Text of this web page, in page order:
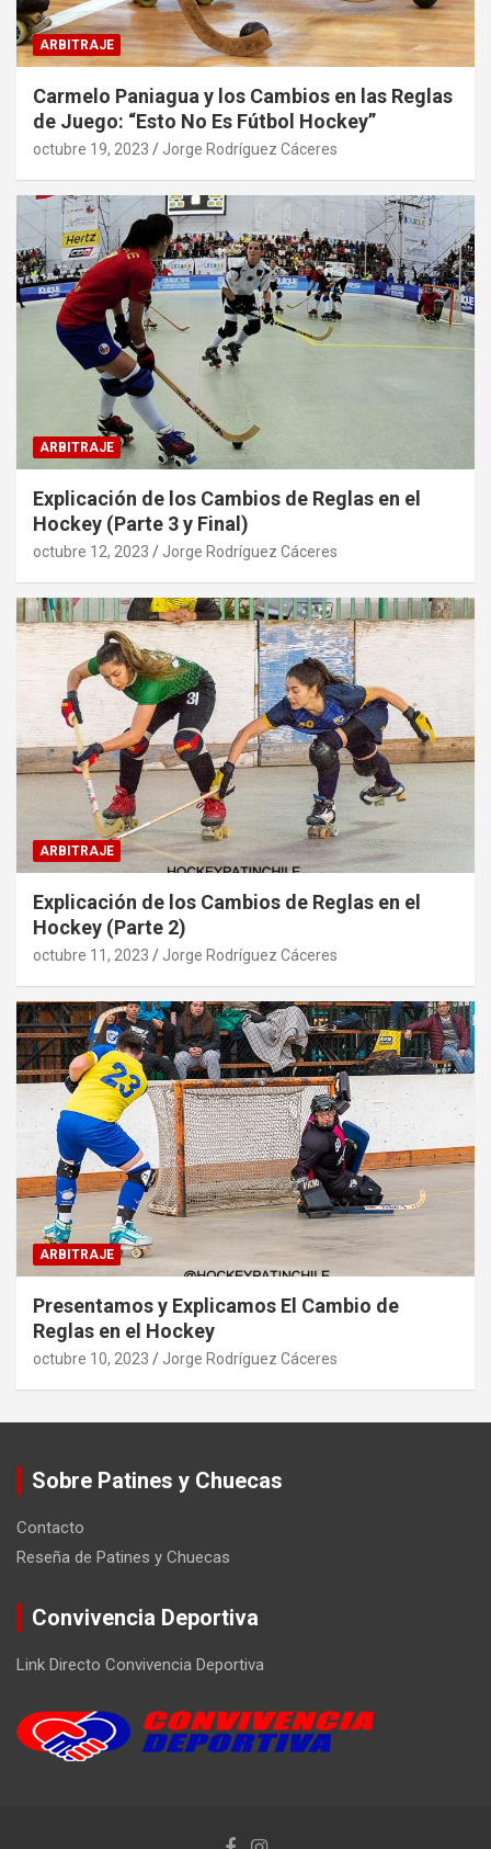
ARBITRAJE
Carmelo Paniagua y los Cambios en las Reglas
de Juego: “Esto No Es Fútbol Hockey”
octubre 19, 2023 Jorge Rodríguez Cáceres
ARBITRAJE
Explicación de los Cambios de Reglas en el
Hockey (Parte 3 y Final)
octubre 12, 2023 Jorge Rodríguez Cáceres
ARBITRAJE
Explicación de los Cambios de Reglas en el
Hockey (Parte 2)
octubre 11, 2023 Jorge Rodríguez Cáceres
ARBITRAJE
Presentamos y Explicamos El Cambio de
Reglas en el Hockey
octubre 10, 2023 Jorge Rodríguez Cáceres
Sobre Patines y Chuecas
Contacto
Reseña de Patines y Chuecas
Convivencia Deportiva
Link Directo Convivencia Deportiva